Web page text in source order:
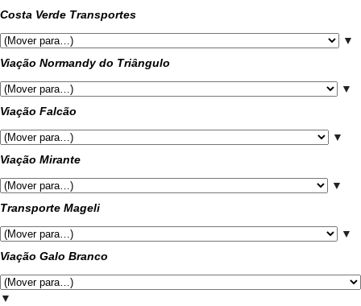
Costa Verde Transportes
▼
Viação Normandy do Triângulo
▼
Viação Falcão
▼
Viação Mirante
▼
Transporte Mageli
▼
Viação Galo Branco
▼